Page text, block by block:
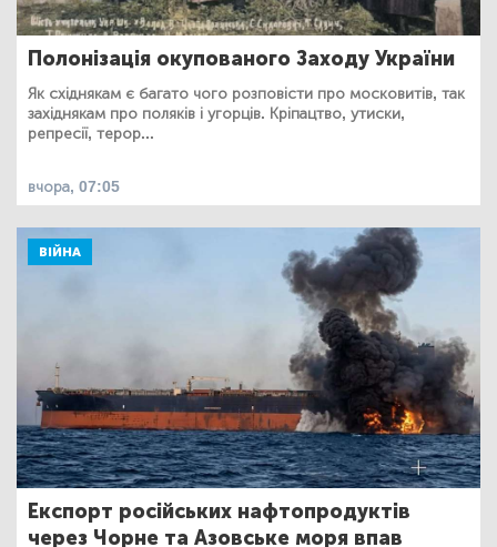
Полонізація окупованого Заходу України
Як східнякам є багато чого розповісти про московитів, так
західнякам про поляків і угорців. Кріпацтво, утиски,
репресії, терор...
вчора, 07:05
ВІЙНА
Експорт російських нафтопродуктів
через Чорне та Азовське моря впав